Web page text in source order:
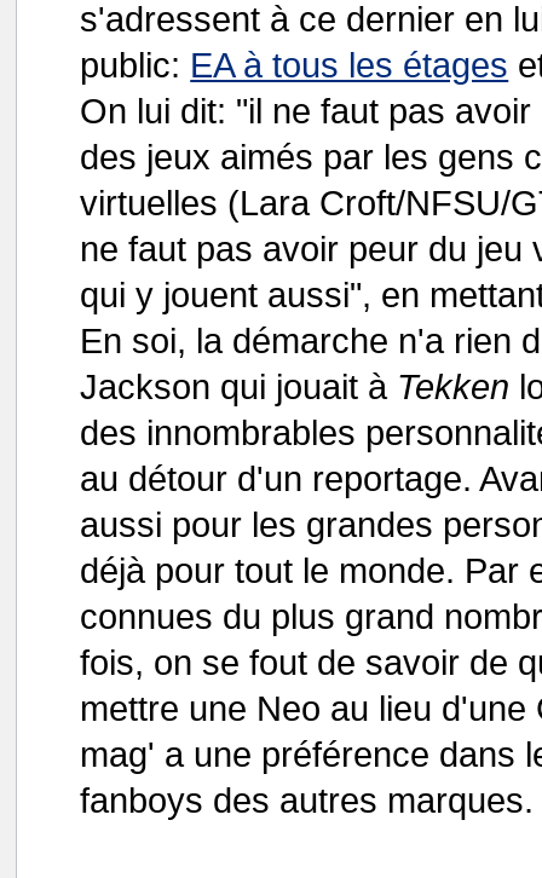
s'adressent à ce dernier en
public: EA à tous les étages
On lui dit: "il ne faut pas
des jeux aimés par les gens
virtuelles (Lara Croft/NFSU/
ne faut pas avoir peur du
qui y jouent aussi", en
En soi, la démarche n'a rien
Jackson qui jouait à Tekken
des innombrables
au détour d'un reportage.
aussi pour les grandes
déjà pour tout le monde. Par
connues du plus grand
fois, on se fout de savoir de
mettre une Neo au lieu
mag' a une préférence dans
fanboys des autres marques.